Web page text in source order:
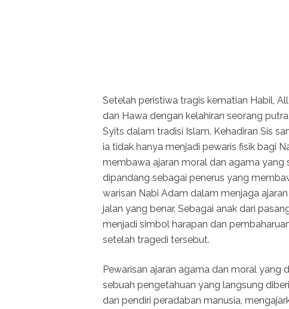
Setelah peristiwa tragis kematian Habil,
dan Hawa dengan kelahiran seorang
Syits dalam tradisi Islam. Kehadiran Sis
ia tidak hanya menjadi pewaris fisik bagi
membawa ajaran moral dan agama yang
dipandang sebagai penerus yang
warisan Nabi Adam dalam menjaga
jalan yang benar. Sebagai anak dari
menjadi simbol harapan dan
setelah tragedi tersebut.
Pewarisan ajaran agama dan moral yang
sebuah pengetahuan yang langsung
dan pendiri peradaban manusia,